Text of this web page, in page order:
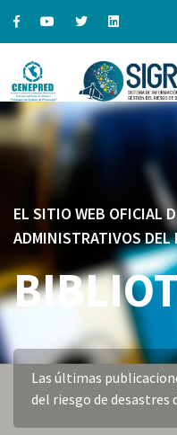
EL SITIO WEB OFICIAL
ADMINISTRATIVOS DEL
Las últimas
del riesgo de desastres